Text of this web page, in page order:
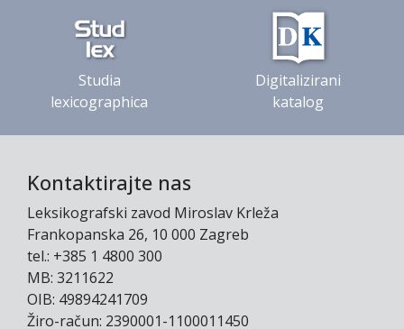
Studia
lexicographica
Digitalizirani
katalog
Kontaktirajte nas
Leksikografski zavod Miroslav Krleža
Frankopanska 26, 10 000 Zagreb
tel.: +385 1 4800 300
MB: 3211622
OIB: 49894241709
Žiro-račun: 2390001-1100011450